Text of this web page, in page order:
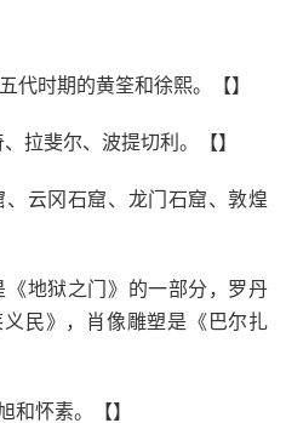
代时期的黄筌和徐熙。【】
拉斐尔、波提切利。【】
云冈石窟、龙门石窟、敦煌
《地狱之门》的一部分，罗丹
民》，肖像雕塑是《巴尔扎
和怀素。【】